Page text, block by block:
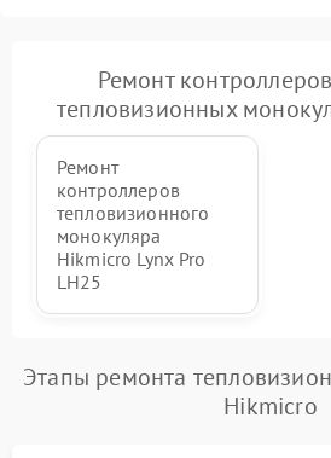
Ремонт
тепловизионных
Ремонт
контроллеров
тепловизионного
монокуляра
Hikmicro Lynx Pro
LH25
Этапы ремонта
Hikmicro